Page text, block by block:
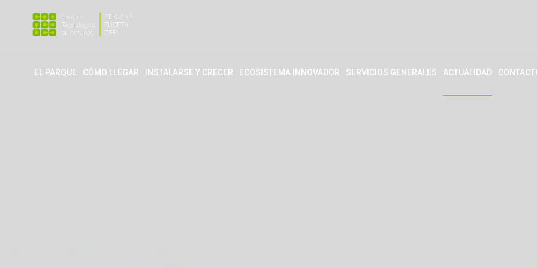
EL PARQUE CÓMO LLEGAR INSTALARSE Y CRECER ECOSISTEMA INNOVADOR SERVICIOS GENERALES ACTUALIDAD